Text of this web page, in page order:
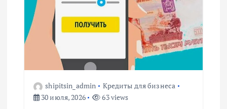
shipitsin_admin
Кредиты для бизнеса
30 июля, 2026
63 views